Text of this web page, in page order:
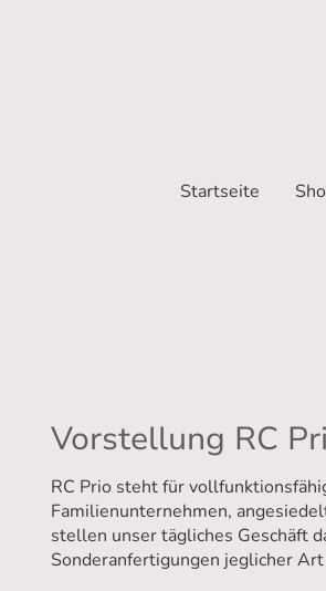
Startseite
Vorstellung RC
RC Prio steht für
Familienunternehmen,
stellen unser tägliches Geschäft
Sonderanfertigungen jeglicher